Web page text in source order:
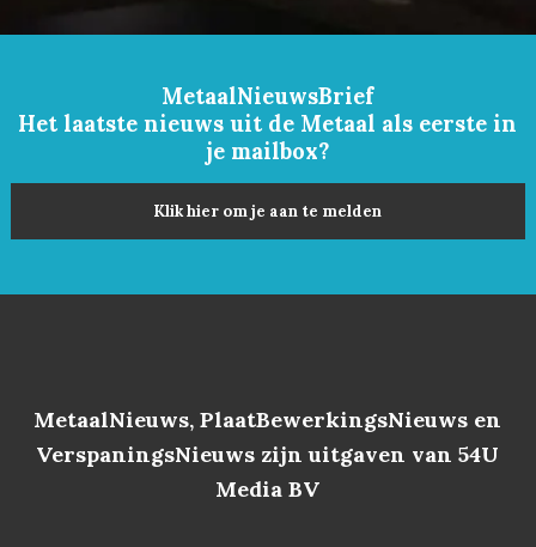
MetaalNieuwsBrief
Het laatste nieuws uit de Metaal als eerste in
je mailbox?
Klik hier om je aan te melden
MetaalNieuws, PlaatBewerkingsNieuws en
VerspaningsNieuws zijn uitgaven van 54U
Media BV